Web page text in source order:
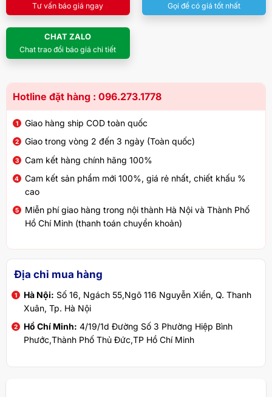
Tư vấn báo giá ngay Gọi để có giá tốt nhất
CHAT ZALO
Chat trao đổi báo giá chi tiết
Hotline đặt hàng : 096.273.1778
Giao hàng ship COD toàn quốc
Giao trong vòng 2 đến 3 ngày (Toàn quốc)
Cam kết hàng chính hãng 100%
Cam kết sản phẩm mới 100%, giá rẻ nhất, chiết khấu %
cao
Miễn phí giao hàng trong nội thành Hà Nội và Thành Phố
Hồ Chí Minh (thanh toán chuyển khoản)
Địa chỉ mua hàng
Hà Nội: Số 16, Ngách 55,Ngõ 116 Nguyễn Xiển, Q. Thanh
Xuân, Tp. Hà Nội
Hồ Chí Minh: 4/19/1d Đường Số 3 Phường Hiệp Bình
Phước,Thành Phố Thủ Đức,TP Hồ Chí Minh